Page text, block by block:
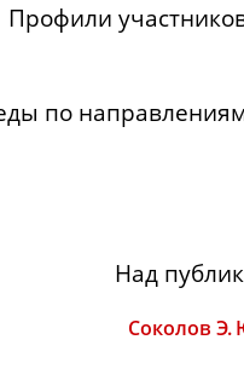
Профили
по
Над
Соколов Э.